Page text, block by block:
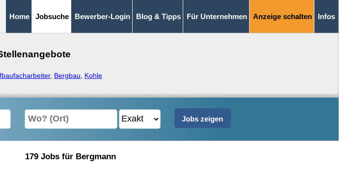
Home Jobsuche Bewerber-Login Blog & Tipps Für Unternehmen Anzeige schalten Infos
, Bergbau Kohle
179 Jobs für Bergmann